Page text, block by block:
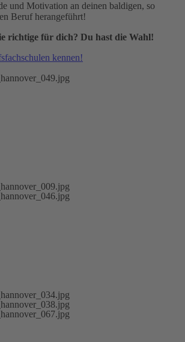
und Motivation an deinen baldigen, so
Beruf herangeführt!
richtige für dich? Du hast die Wahl!
kennen!